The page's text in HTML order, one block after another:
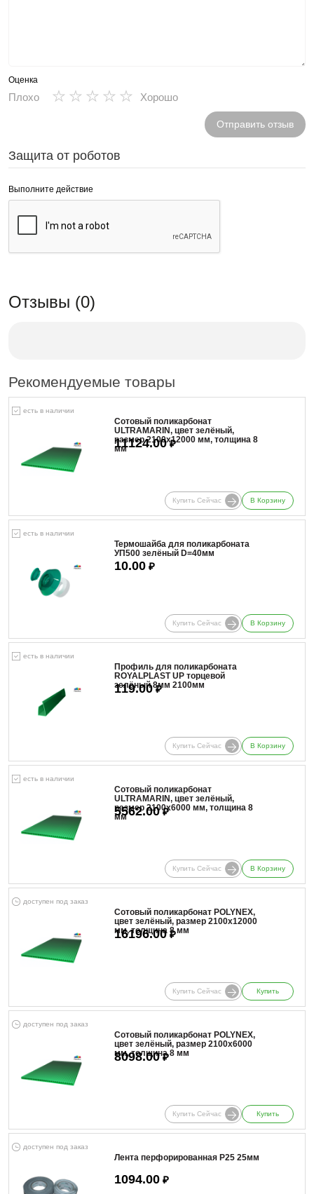
Оценка
Плохо ★
★
★
★
★ Хорошо
Отправить отзыв
Защита от роботов
Выполните действие
Отзывы (0)
Рекомендуемые товары
есть в наличии
Сотовый поликарбонат
ULTRAMARIN, цвет зелёный,
размер 2100x12000 мм, толщина 8
мм
11124.00₽
Купить Сейчас В Корзину
есть в наличии
Термошайба для поликарбоната
УП500 зелёный D=40мм
10.00 ₽
Купить Сейчас В Корзину
есть в наличии
Профиль для поликарбоната
ROYALPLAST UP торцевой
зелёный 8мм 2100мм
119.00₽
Купить Сейчас В Корзину
есть в наличии
Сотовый поликарбонат
ULTRAMARIN, цвет зелёный,
размер 2100x6000 мм, толщина 8
мм
5562.00₽
Купить Сейчас В Корзину
доступен под заказ
Сотовый поликарбонат POLYNEX,
цвет зелёный, размер 2100x12000
мм, толщина 8 мм
16196.00₽
Купить Сейчас Купить
доступен под заказ
Сотовый поликарбонат POLYNEX,
цвет зелёный, размер 2100x6000
мм, толщина 8 мм
8098.00₽
Купить Сейчас Купить
доступен под заказ
Лента перфорированная Р25 25мм
1094.00 ₽